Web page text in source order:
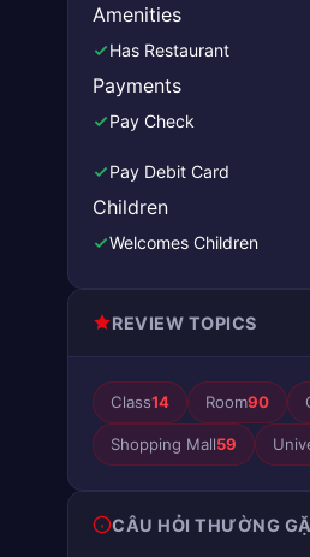
Amenities
Has Restaurant
Payments
Pay Check
Pay Debit Card
Children
Welcomes Children
REVIEW TOPICS
Class14 Room90
Shopping Mall59
CÂU HỎI THƯỜNG